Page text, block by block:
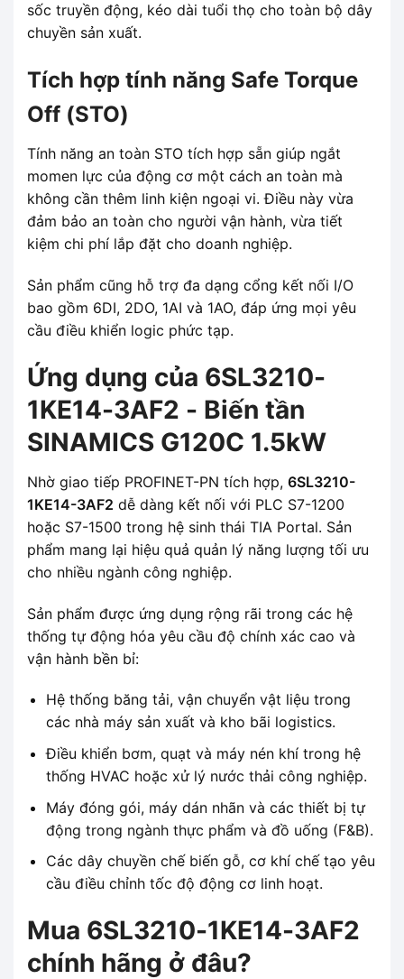
sốc truyền động, kéo dài tuổi thọ cho toàn bộ dây
chuyền sản xuất.
Tích hợp tính năng Safe Torque
Off (STO)
Tính năng an toàn STO tích hợp sẵn giúp ngắt
momen lực của động cơ một cách an toàn mà
không cần thêm linh kiện ngoại vi. Điều này vừa
đảm bảo an toàn cho người vận hành, vừa tiết
kiệm chi phí lắp đặt cho doanh nghiệp.
Sản phẩm cũng hỗ trợ đa dạng cổng kết nối I/O
bao gồm 6DI, 2DO, 1AI và 1AO, đáp ứng mọi yêu
cầu điều khiển logic phức tạp.
Ứng dụng của 6SL3210-
1KE14-3AF2 - Biến tần
SINAMICS G120C 1.5kW
Nhờ giao tiếp PROFINET-PN tích hợp, 6SL3210-
1KE14-3AF2 dễ dàng kết nối với PLC S7-1200
hoặc S7-1500 trong hệ sinh thái TIA Portal. Sản
phẩm mang lại hiệu quả quản lý năng lượng tối ưu
cho nhiều ngành công nghiệp.
Sản phẩm được ứng dụng rộng rãi trong các hệ
thống tự động hóa yêu cầu độ chính xác cao và
vận hành bền bỉ:
Hệ thống băng tải, vận chuyển vật liệu trong
các nhà máy sản xuất và kho bãi logistics.
Điều khiển bơm, quạt và máy nén khí trong hệ
thống HVAC hoặc xử lý nước thải công nghiệp.
Máy đóng gói, máy dán nhãn và các thiết bị tự
động trong ngành thực phẩm và đồ uống (F&B).
Các dây chuyền chế biến gỗ, cơ khí chế tạo yêu
cầu điều chỉnh tốc độ động cơ linh hoạt.
Mua 6SL3210-1KE14-3AF2
chính hãng ở đâu?